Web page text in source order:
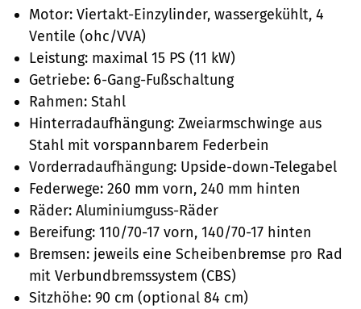
Motor: Viertakt-Einzylinder, wassergekühlt, 4
Ventile (ohc/VVA)
Leistung: maximal 15 PS (11 kW)
Getriebe: 6-Gang-Fußschaltung
Rahmen: Stahl
Hinterradaufhängung: Zweiarmschwinge aus
Stahl mit vorspannbarem Federbein
Vorderradaufhängung: Upside-down-Telegabel
Federwege: 260 mm vorn, 240 mm hinten
Räder: Aluminiumguss-Räder
Bereifung: 110/70-17 vorn, 140/70-17 hinten
Bremsen: jeweils eine Scheibenbremse pro Rad
mit Verbundbremssystem (CBS)
Sitzhöhe: 90 cm (optional 84 cm)